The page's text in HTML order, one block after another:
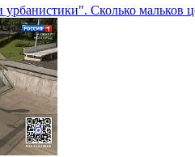
урбанистики". Сколько